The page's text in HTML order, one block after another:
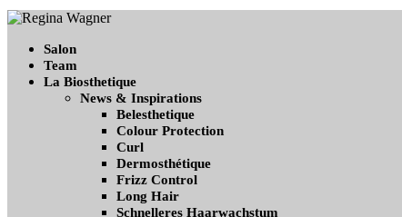
Salon
Team
La Biosthetique
News & Inspirations
Belesthetique
Colour Protection
Curl
Dermosthétique
Frizz Control
Long Hair
Schnelleres Haarwachstum